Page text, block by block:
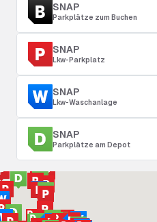
SNAP
Parkplätze zum Buchen
SNAP
Lkw-Parkplatz
SNAP
Lkw-Waschanlage
SNAP
Parkplätze am Depot